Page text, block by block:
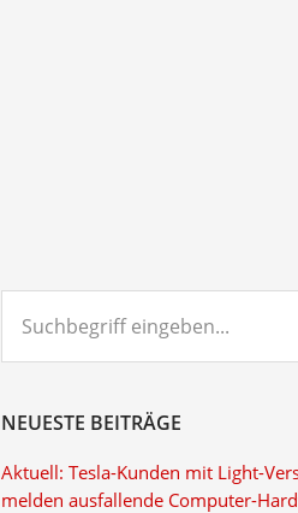
eingeben...
NEUESTE BEITRÄGE
Aktuell: Tesla-Kunden mit Light-
melden ausfallende Computer-